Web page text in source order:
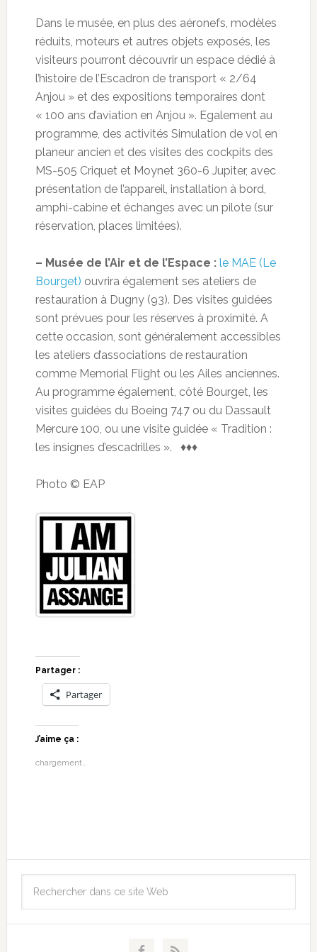
Dans le musée, en plus des aéronefs, modèles
réduits, moteurs et autres objets exposés, les
visiteurs pourront découvrir un espace dédié à
l’histoire de l’Escadron de transport « 2/64
Anjou » et des expositions temporaires dont
« 100 ans d’aviation en Anjou ». Egalement au
programme, des activités Simulation de vol en
planeur ancien et des visites des cockpits des
MS-505 Criquet et Moynet 360-6 Jupiter, avec
présentation de l’appareil, installation à bord,
amphi-cabine et échanges avec un pilote (sur
réservation, places limitées).
– Musée de l’Air et de l’Espace : le MAE (Le
Bourget) ouvrira également ses ateliers de
restauration à Dugny (93). Des visites guidées
sont prévues pour les réserves à proximité. A
cette occasion, sont généralement accessibles
les ateliers d’associations de restauration
comme Memorial Flight ou les Ailes anciennes.
Au programme également, côté Bourget, les
visites guidées du Boeing 747 ou du Dassault
Mercure 100, ou une visite guidée « Tradition :
les insignes d’escadrilles ». ♦♦♦
Photo © EAP
Partager :
Partager
J’aime ça :
chargement…